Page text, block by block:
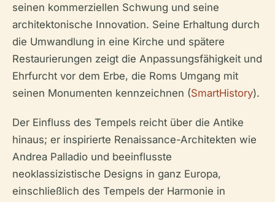
seinen kommerziellen Schwung und seine
architektonische Innovation. Seine Erhaltung durch
die Umwandlung in eine Kirche und spätere
Restaurierungen zeigt die Anpassungsfähigkeit und
Ehrfurcht vor dem Erbe, die Roms Umgang mit
seinen Monumenten kennzeichnen (SmartHistory).
Der Einfluss des Tempels reicht über die Antike
hinaus; er inspirierte Renaissance-Architekten wie
Andrea Palladio und beeinflusste
neoklassizistische Designs in ganz Europa,
einschließlich des Tempels der Harmonie in